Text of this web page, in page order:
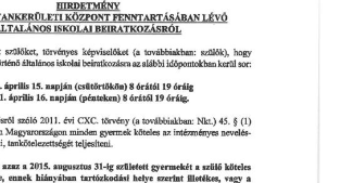
ÖNKORMÁNYZATI KÉPVISELŐK
– 2026. ÉV